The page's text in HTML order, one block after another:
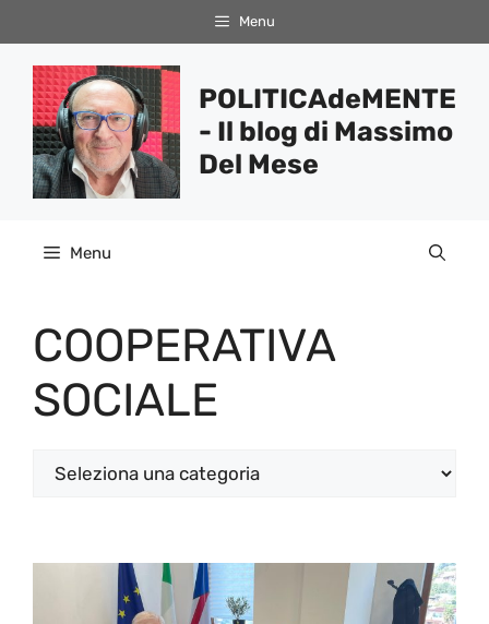
al
contenuto
Menu
POLITICAdeMENTE
- Il blog di Massimo
Del Mese
Menu
COOPERATIVA
SOCIALE
Categorie